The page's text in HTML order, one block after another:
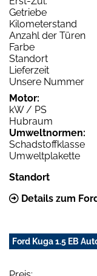
Getriebe
Kilometerstand
Anzahl der Türen
Farbe
Standort
Lieferzeit
Unsere Nummer
Motor:
kW / PS
Hubraum
Umweltnormen:
Schadstoffklasse
Umweltplakette
Standort
Details zum
Ford Kuga 1.5 EB